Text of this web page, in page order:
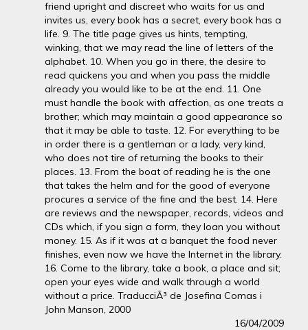
friend upright and discreet who waits for us and
invites us, every book has a secret, every book has a
life. 9. The title page gives us hints, tempting,
winking, that we may read the line of letters of the
alphabet. 10. When you go in there, the desire to
read quickens you and when you pass the middle
already you would like to be at the end. 11. One
must handle the book with affection, as one treats a
brother; which may maintain a good appearance so
that it may be able to taste. 12. For everything to be
in order there is a gentleman or a lady, very kind,
who does not tire of returning the books to their
places. 13. From the boat of reading he is the one
that takes the helm and for the good of everyone
procures a service of the fine and the best. 14. Here
are reviews and the newspaper, records, videos and
CDs which, if you sign a form, they loan you without
money. 15. As if it was at a banquet the food never
finishes, even now we have the Internet in the library.
16. Come to the library, take a book, a place and sit;
open your eyes wide and walk through a world
without a price. TraducciÃ³ de Josefina Comas i
John Manson, 2000
16/04/2009